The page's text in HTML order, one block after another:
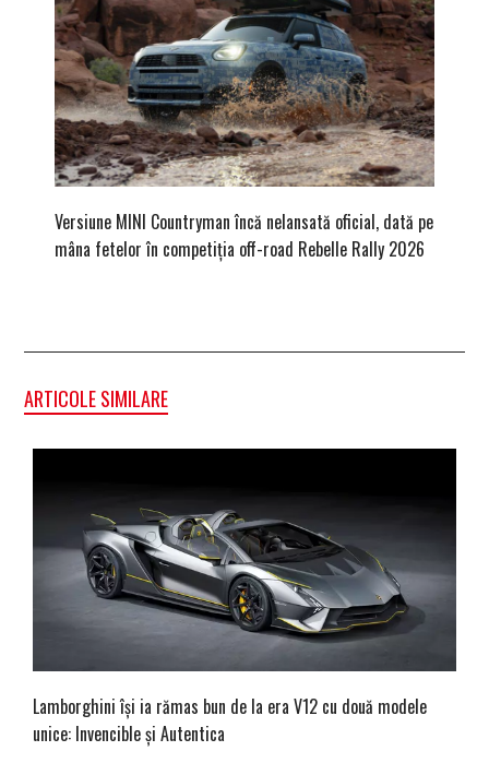
Versiune MINI Countryman încă nelansată oficial, dată pe
mâna fetelor în competiția off-road Rebelle Rally 2026
ARTICOLE SIMILARE
Lamborghini își ia rămas bun de la era V12 cu două modele
unice: Invencible și Autentica